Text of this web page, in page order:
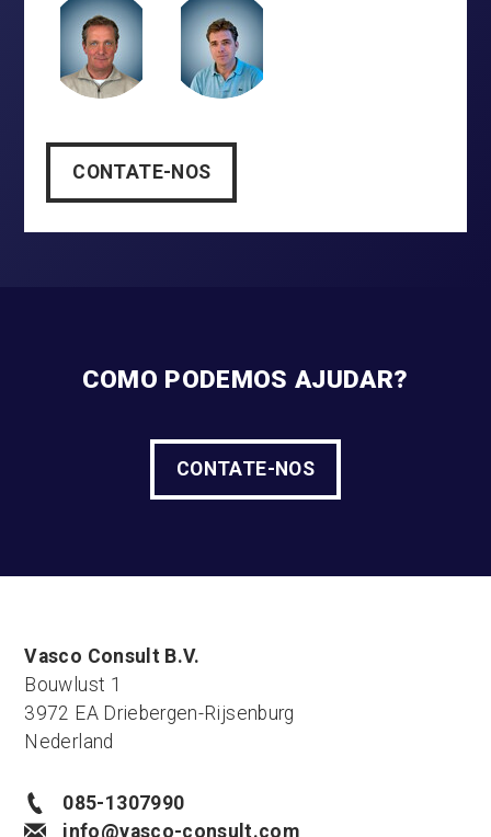
CONTATE-NOS
COMO PODEMOS AJUDAR?
CONTATE-NOS
Vasco Consult B.V.
Bouwlust 1
3972 EA Driebergen-Rijsenburg
Nederland
085-1307990
info@vasco-consult.com